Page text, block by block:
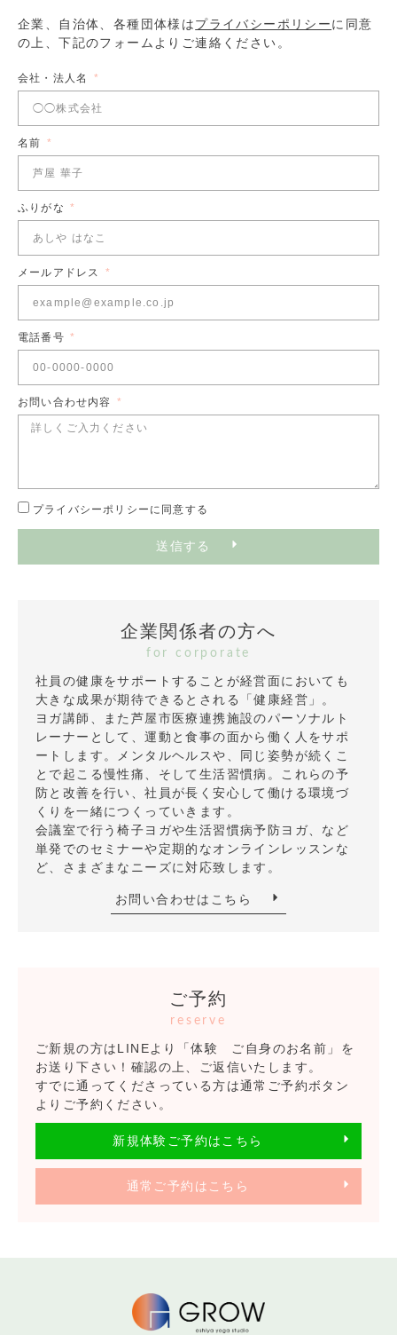
企業、自治体、各種団体様はプライバシーポリシーに同意
の上、下記のフォームよりご連絡ください。
会社・法人名
名前
ふりがな
メールアドレス
電話番号
お問い合わせ内容
プライバシーポリシーに同意する
送信する
企業関係者の方へ
for corporate
社員の健康をサポートすることが経営面においても
大きな成果が期待できるとされる「健康経営」。
ヨガ講師、また芦屋市医療連携施設のパーソナルト
レーナーとして、運動と食事の面から働く人をサポ
ートします。メンタルヘルスや、同じ姿勢が続くこ
とで起こる慢性痛、そして生活習慣病。これらの予
防と改善を行い、社員が長く安心して働ける環境づ
くりを一緒につくっていきます。
会議室で行う椅子ヨガや生活習慣病予防ヨガ、など
単発でのセミナーや定期的なオンラインレッスンな
ど、さまざまなニーズに対応致します。
お問い合わせはこちら
ご予約
reserve
ご新規の方はLINEより「体験 ご自身のお名前」を
お送り下さい！確認の上、ご返信いたします。
すでに通ってくださっている方は通常ご予約ボタン
よりご予約ください。
新規体験ご予約はこちら
通常ご予約はこちら